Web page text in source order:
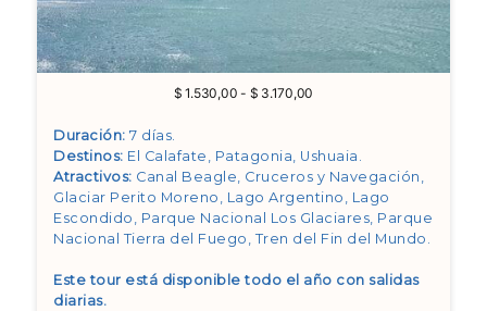
$ 1.530,00 - $ 3.170,00
desde
$ 1.530,00
hasta
$ 3.170,00
Duración: 7 días.
Destinos: El Calafate, Patagonia, Ushuaia .
Atractivos: Canal Beagle, Cruceros y Navegación,
Glaciar Perito Moreno, Lago Argentino, Lago
Escondido, Parque Nacional Los Glaciares, Parque
Nacional Tierra del Fuego, Tren del Fin del Mundo .
Este tour está disponible todo el año con salidas
diarias.